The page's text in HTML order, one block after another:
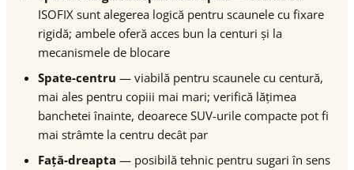
ISOFIX sunt alegerea logică pentru scaunele cu fixare
rigidă; ambele oferă acces bun la centuri și la
mecanismele de blocare
Spate-centru — viabilă pentru scaunele cu centură,
mai ales pentru copiii mai mari; verifică lățimea
banchetei înainte, deoarece SUV-urile compacte pot fi
mai strâmte la centru decât par
Față-dreapta — posibilă tehnic pentru sugari în sens